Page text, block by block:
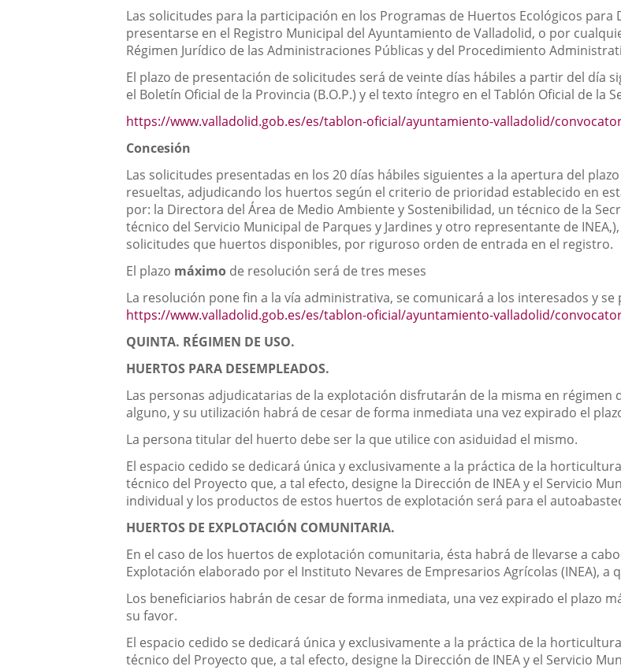
Las solicitudes para la participación en los Programas de Huertos Ecológicos
presentarse en el Registro Municipal del Ayuntamiento de Valladolid, o por
Régimen Jurídico de las Administraciones Públicas y del Procedimiento
El plazo de presentación de solicitudes será de veinte días hábiles a partir del día
el Boletín Oficial de la Provincia (B.O.P.) y el texto íntegro en el Tablón Oficial de la
https://www.valladolid.gob.es/es/tablon-oficial/ayuntamiento-valladolid/
Concesión
Las solicitudes presentadas en los 20 días hábiles siguientes a la apertura del
resueltas, adjudicando los huertos según el criterio de prioridad establecido en
por: la Directora del Área de Medio Ambiente y Sostenibilidad, un técnico de la
técnico del Servicio Municipal de Parques y Jardines y otro representante de
solicitudes que huertos disponibles, por riguroso orden de entrada en el registro.
El plazo máximo de resolución será de tres meses
La resolución pone fin a la vía administrativa, se comunicará a los interesados y
https://www.valladolid.gob.es/es/tablon-oficial/ayuntamiento-valladolid/
QUINTA. RÉGIMEN DE USO.
HUERTOS PARA DESEMPLEADOS.
Las personas adjudicatarias de la explotación disfrutarán de la misma en
alguno, y su utilización habrá de cesar de forma inmediata una vez expirado el
La persona titular del huerto debe ser la que utilice con asiduidad el mismo.
El espacio cedido se dedicará única y exclusivamente a la práctica de la
técnico del Proyecto que, a tal efecto, designe la Dirección de INEA y el Servicio
individual y los productos de estos huertos de explotación será para el
HUERTOS DE EXPLOTACIÓN COMUNITARIA.
En el caso de los huertos de explotación comunitaria, ésta habrá de llevarse a
Explotación elaborado por el Instituto Nevares de Empresarios Agrícolas (INEA),
Los beneficiarios habrán de cesar de forma inmediata, una vez expirado el plazo
su favor.
El espacio cedido se dedicará única y exclusivamente a la práctica de la
técnico del Proyecto que, a tal efecto, designe la Dirección de INEA y el Servicio